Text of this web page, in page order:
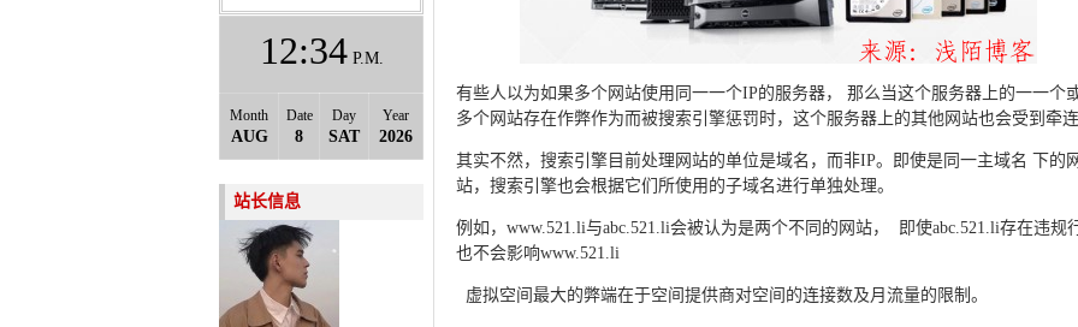
12 34P.M.
Month
AUG
Date
8
Day
SAT
Year
2026
站长信息
有些人以为如果多个网站使用同一一个IP的服务器， 那么当这个服务器上的一一个
多个网站存在作弊作为而被搜索引擎惩罚时，这个服务器上的其他网站也会受到牵连
其实不然，搜索引擎目前处理网站的单位是域名，而非IP。即使是同一主域名 下的网
站，搜索引擎也会根据它们所使用的子域名进行单独处理。
例如，www.521.li与abc.521.li会被认为是两个不同的网站， 即使abc.521.li存在违规
也不会影响www.521.li
虚拟空间最大的弊端在于空间提供商对空间的连接数及月流量的限制。